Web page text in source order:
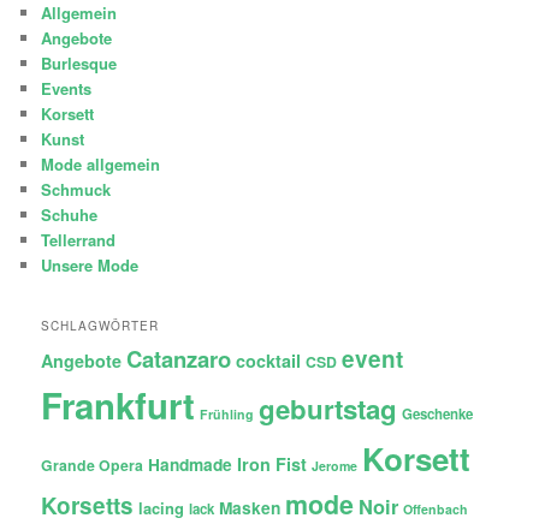
Allgemein
Angebote
Burlesque
Events
Korsett
Kunst
Mode allgemein
Schmuck
Schuhe
Tellerrand
Unsere Mode
SCHLAGWÖRTER
Angebote Catanzaro cocktail CSD event
Frankfurt Frühling geburtstag Geschenke
Grande Opera Handmade Iron Fist Jerome Korsett
Korsetts lacing lack Masken mode Noir Offenbach